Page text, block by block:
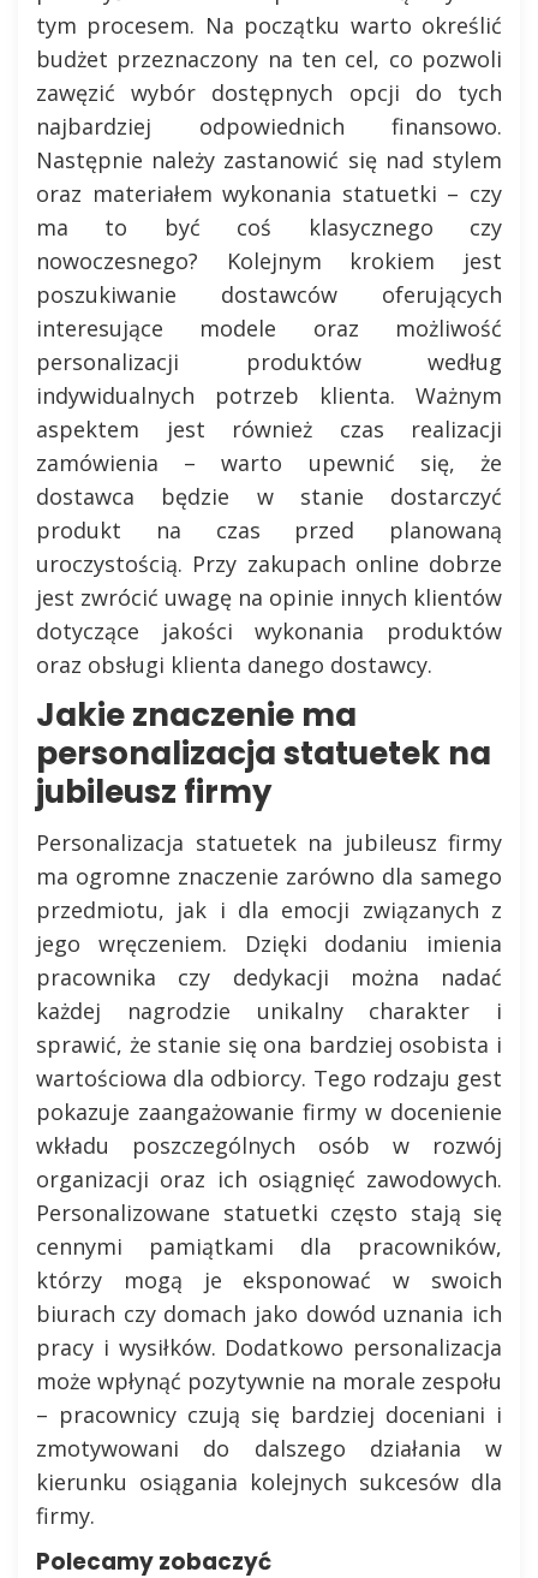
tym procesem. Na początku warto określić
budżet przeznaczony na ten cel, co pozwoli
zawęzić wybór dostępnych opcji do tych
najbardziej odpowiednich finansowo.
Następnie należy zastanowić się nad stylem
oraz materiałem wykonania statuetki – czy
ma to być coś klasycznego czy
nowoczesnego? Kolejnym krokiem jest
poszukiwanie dostawców oferujących
interesujące modele oraz możliwość
personalizacji produktów według
indywidualnych potrzeb klienta. Ważnym
aspektem jest również czas realizacji
zamówienia – warto upewnić się, że
dostawca będzie w stanie dostarczyć
produkt na czas przed planowaną
uroczystością. Przy zakupach online dobrze
jest zwrócić uwagę na opinie innych klientów
dotyczące jakości wykonania produktów
oraz obsługi klienta danego dostawcy.
Jakie znaczenie ma
personalizacja statuetek na
jubileusz firmy
Personalizacja statuetek na jubileusz firmy
ma ogromne znaczenie zarówno dla samego
przedmiotu, jak i dla emocji związanych z
jego wręczeniem. Dzięki dodaniu imienia
pracownika czy dedykacji można nadać
każdej nagrodzie unikalny charakter i
sprawić, że stanie się ona bardziej osobista i
wartościowa dla odbiorcy. Tego rodzaju gest
pokazuje zaangażowanie firmy w docenienie
wkładu poszczególnych osób w rozwój
organizacji oraz ich osiągnięć zawodowych.
Personalizowane statuetki często stają się
cennymi pamiątkami dla pracowników,
którzy mogą je eksponować w swoich
biurach czy domach jako dowód uznania ich
pracy i wysiłków. Dodatkowo personalizacja
może wpłynąć pozytywnie na morale zespołu
– pracownicy czują się bardziej doceniani i
zmotywowani do dalszego działania w
kierunku osiągania kolejnych sukcesów dla
firmy.
Polecamy zobaczyć